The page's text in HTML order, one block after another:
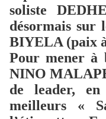
soliste
désormais sur
BIYELA (paix
Pour mener à
NINO
de leader,
meilleurs «